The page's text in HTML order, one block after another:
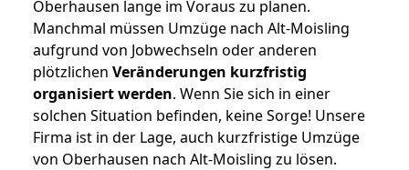
Oberhausen lange im Voraus zu planen.
Manchmal müssen Umzüge nach Alt-Moisling
aufgrund von Jobwechseln oder anderen
plötzlichen Veränderungen kurzfristig
organisiert werden. Wenn Sie sich in einer
solchen Situation befinden, keine Sorge! Unsere
Firma ist in der Lage, auch kurzfristige Umzüge
von Oberhausen nach Alt-Moisling zu lösen.